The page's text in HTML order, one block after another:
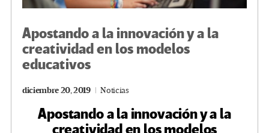
Apostando a la innovación y a la
creatividad en los modelos
educativos
diciembre 20, 2019 Noticias
Apostando a la innovación y a la